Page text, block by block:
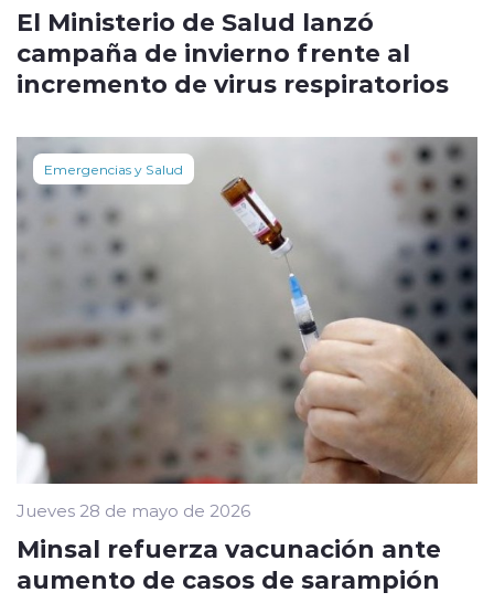
El Ministerio de Salud lanzó
campaña de invierno frente al
incremento de virus respiratorios
Emergencias y Salud
Jueves 28 de mayo de 2026
Minsal refuerza vacunación ante
aumento de casos de sarampión